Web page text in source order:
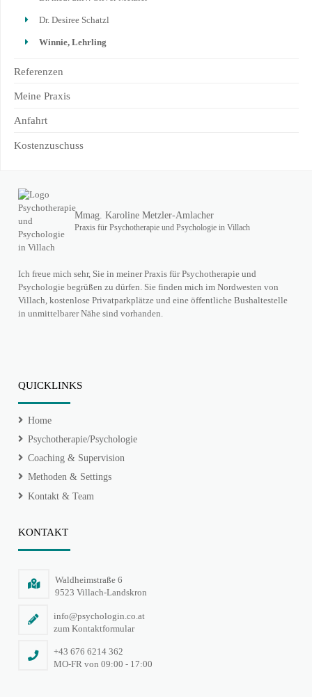
Dr. Desiree Schatzl
Winnie, Lehrling
Referenzen
Meine Praxis
Anfahrt
Kostenzuschuss
Mmag. Karoline Metzler-Amlacher
Praxis für Psychotherapie und Psychologie in Villach
Ich freue mich sehr, Sie in meiner Praxis für Psychotherapie und
Psychologie begrüßen zu dürfen. Sie finden mich im Nordwesten von
Villach, kostenlose Privatparkplätze und eine öffentliche Bushaltestelle
in unmittelbarer Nähe sind vorhanden.
QUICKLINKS
Home
Psychotherapie/Psychologie
Coaching & Supervision
Methoden & Settings
Kontakt & Team
KONTAKT
Waldheimstraße 6
9523 Villach-Landskron
info@psychologin.co.at
zum Kontaktformular
+43 676 6214 362
MO-FR von 09:00 - 17:00